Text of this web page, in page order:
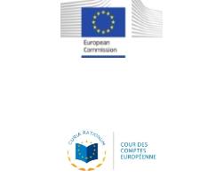
Jean-Louis Schiltz
Jean-Victor Louis
Johnny Åkerholm